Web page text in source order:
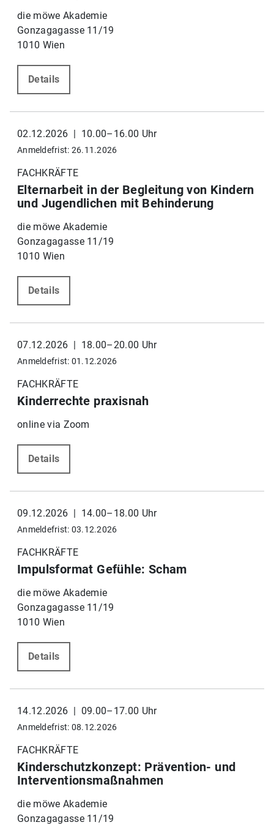
die möwe Akademie
Gonzagagasse 11/19
1010 Wien
Details
02.12.2026 | 10.00–16.00 Uhr
Anmeldefrist: 26.11.2026
FACHKRÄFTE
Elternarbeit in der Begleitung von Kindern
und Jugendlichen mit Behinderung
die möwe Akademie
Gonzagagasse 11/19
1010 Wien
Details
07.12.2026 | 18.00–20.00 Uhr
Anmeldefrist: 01.12.2026
FACHKRÄFTE
Kinderrechte praxisnah
online via Zoom
Details
09.12.2026 | 14.00–18.00 Uhr
Anmeldefrist: 03.12.2026
FACHKRÄFTE
Impulsformat Gefühle: Scham
die möwe Akademie
Gonzagagasse 11/19
1010 Wien
Details
14.12.2026 | 09.00–17.00 Uhr
Anmeldefrist: 08.12.2026
FACHKRÄFTE
Kinderschutzkonzept: Prävention- und
Interventionsmaßnahmen
die möwe Akademie
Gonzagagasse 11/19